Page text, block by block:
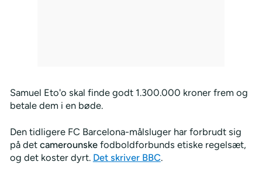
Samuel Eto'o skal finde godt 1.300.000 kroner frem og
betale dem i en bøde.
Den tidligere FC Barcelona-målsluger har forbrudt sig
på det camerounskefodboldforbunds etiske regelsæt,
og det koster dyrt. Det skriver BBC.